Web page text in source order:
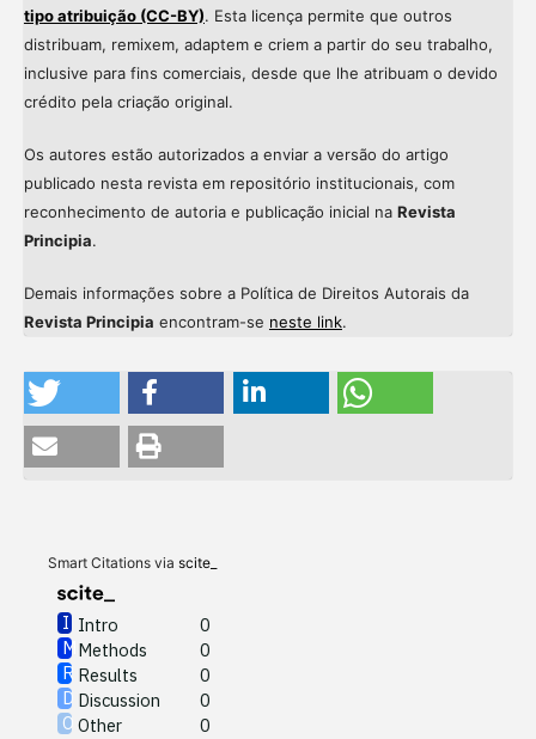
tipo atribuição (CC-BY). Esta licença permite que outros
distribuam, remixem, adaptem e criem a partir do seu trabalho,
inclusive para fins comerciais, desde que lhe atribuam o devido
crédito pela criação original.
Os autores estão autorizados a enviar a versão do artigo
publicado nesta revista em repositório institucionais, com
reconhecimento de autoria e publicação inicial na Revista
Principia.
Demais informações sobre a Política de Direitos Autorais da
Revista Principia encontram-se neste link.
Smart Citations via scite_
Intro
0
Methods
0
Results
0
Discussion
0
Other
0